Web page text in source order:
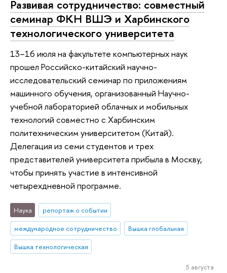
Развивая сотрудничество: совместный
семинар ФКН ВШЭ и Харбинского
технологического университета
13–16 июля на факультете компьютерных наук
прошел Российско-китайский научно-
исследовательский семинар по приложениям
машинного обучения, организованный Научно-
учебной лабораторией облачных и мобильных
технологий совместно с Харбинским
политехническим университетом (Китай).
Делегация из семи студентов и трех
представителей университета прибыла в Москву,
чтобы принять участие в интенсивной
четырехдневной программе.
Наука
репортаж о событии
международное сотрудничество
Вышка глобальная
Вышка технологическая
5 августа